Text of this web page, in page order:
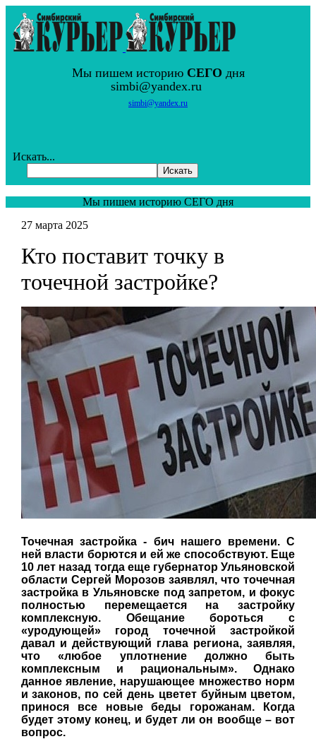
Мы пишем историю СЕГО дня
simbi@yandex.ru
simbi@yandex.ru
Искать...
Искать
Мы пишем историю СЕГО дня
27 марта 2025
Кто поставит точку в
точечной застройке?
Точечная застройка - бич нашего времени. С
ней власти борются и ей же способствуют. Еще
10 лет назад тогда еще губернатор Ульяновской
области Сергей Морозов заявлял, что точечная
застройка в Ульяновске под запретом, и фокус
полностью перемещается на застройку
комплексную. Обещание бороться с
«уродующей» город точечной застройкой
давал и действующий глава региона, заявляя,
что «любое уплотнение должно быть
комплексным и рациональным». Однако
данное явление, нарушающее множество норм
и законов, по сей день цветет буйным цветом,
принося все новые беды горожанам. Когда
будет этому конец, и будет ли он вообще – вот
вопрос.